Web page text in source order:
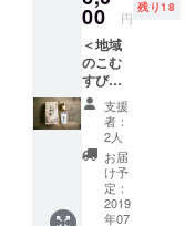
のお色
などは
お選び
いただ
けませ
ん。 ※
支援
時、必
ず備考
欄にご
希望の
お名前
コッ
シュ
ーオ
リジナ
ル一筆
箋 ー
オリジ
ナルス
テッ
カー×3
枚 ー
オリジ
okyo）
に名前
を1年間
掲載さ
せてい
ただき
ます。
・お礼
のメー
ルに加
えて、
下記を
00 円
残り18
＜地域
のこむ
すびで
応援
コース
＞ ・伝
所鳩か
ら感謝
の気持
ちが
メール
支援
者：
2人
お届
け予
定：
2019
年07